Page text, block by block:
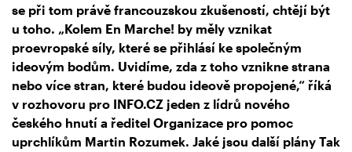
se při tom právě francouzskou zkušeností, chtějí být
u toho. „Kolem En Marche! by měly vznikat
proevropské síly, které se přihlásí ke společným
ideovým bodům. Uvidíme, zda z toho vznikne strana
nebo více stran, které budou ideově propojené,“ říká
v rozhovoru pro INFO.CZ jeden z lídrů nového
českého hnutí a ředitel Organizace pro pomoc
uprchlíkům Martin Rozumek. Jaké jsou další plány Tak